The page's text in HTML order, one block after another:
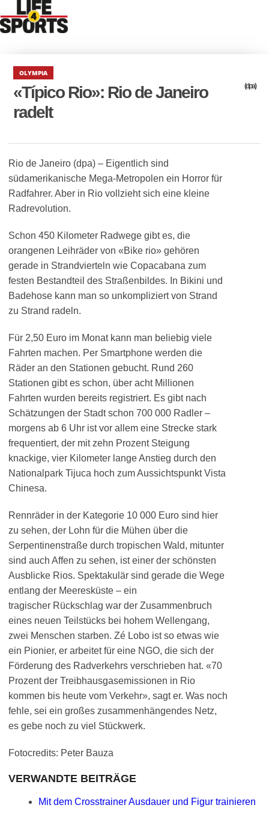
OLYMPIA
«Típico Rio»: Rio de Janeiro
radelt
(dpa)
Rio de Janeiro (dpa) – Eigentlich sind
südamerikanische Mega-Metropolen ein Horror für
Radfahrer. Aber in Rio vollzieht sich eine kleine
Radrevolution.
Schon 450 Kilometer Radwege gibt es, die
orangenen Leihräder von «Bike rio» gehören
gerade in Strandvierteln wie Copacabana zum
festen Bestandteil des Straßenbildes. In Bikini und
Badehose kann man so unkompliziert von Strand
zu Strand radeln.
Für 2,50 Euro im Monat kann man beliebig viele
Fahrten machen. Per Smartphone werden die
Räder an den Stationen gebucht. Rund 260
Stationen gibt es schon, über acht Millionen
Fahrten wurden bereits registriert. Es gibt nach
Schätzungen der Stadt schon 700 000 Radler –
morgens ab 6 Uhr ist vor allem eine Strecke stark
frequentiert, der mit zehn Prozent Steigung
knackige, vier Kilometer lange Anstieg durch den
Nationalpark Tijuca hoch zum Aussichtspunkt Vista
Chinesa.
Rennräder in der Kategorie 10 000 Euro sind hier
zu sehen, der Lohn für die Mühen über die
Serpentinenstraße durch tropischen Wald, mitunter
sind auch Affen zu sehen, ist einer der schönsten
Ausblicke Rios. Spektakulär sind gerade die Wege
entlang der Meeresküste – ein
tragischer Rückschlag war der Zusammenbruch
eines neuen Teilstücks bei hohem Wellengang,
zwei Menschen starben. Zé Lobo ist so etwas wie
ein Pionier, er arbeitet für eine NGO, die sich der
Förderung des Radverkehrs verschrieben hat. «70
Prozent der Treibhausgasemissionen in Rio
kommen bis heute vom Verkehr», sagt er. Was noch
fehle, sei ein großes zusammenhängendes Netz,
es gebe noch zu viel Stückwerk.
Fotocredits: Peter Bauza
VERWANDTE BEITRÄGE
Mit dem Crosstrainer Ausdauer und Figur trainieren